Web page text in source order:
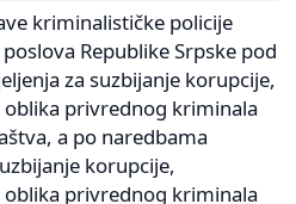
kriminalističke policije
Republike Srpske pod
za suzbijanje korupcije,
privrednog kriminala
a po naredbama
korupcije,
privrednog kriminala